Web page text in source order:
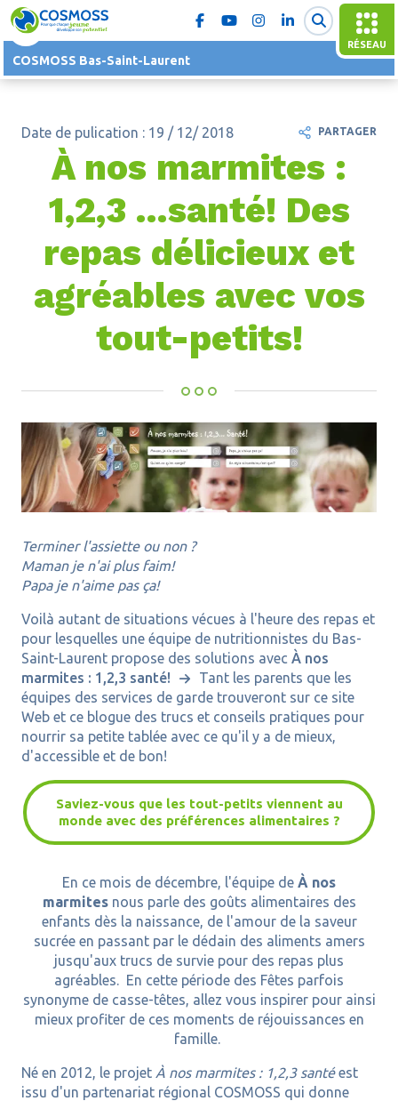
RÉSEAU
COSMOSS Bas-Saint-Laurent
Date de pulication : 19 / 12/ 2018
À nos marmites :
1,2,3 ...santé! Des
repas délicieux et
agréables avec vos
tout-petits!
Terminer l'assiette ou non ?
Maman je n'ai plus faim!
Papa je n'aime pas ça!
Voilà autant de situations vécues à l'heure des repas et
pour lesquelles une équipe de nutritionnistes du Bas-
Saint-Laurent propose des solutions avec À nos
marmites : 1,2,3 santé!
Tant les parents que les
équipes des services de garde trouveront sur ce site
Web et ce blogue des trucs et conseils pratiques pour
nourrir sa petite tablée avec ce qu'il y a de mieux,
d'accessible et de bon!
Saviez-vous que les tout-petits viennent au
monde avec des préférences alimentaires ?
En ce mois de décembre, l'équipe de À nos
marmitesnous parle des goûts alimentaires des
enfants dès la naissance, de l'amour de la saveur
sucrée en passant par le dédain des aliments amers
jusqu'aux trucs de survie pour des repas plus
agréables. En cette période des Fêtes parfois
synonyme de casse-têtes, allez vous inspirer pour ainsi
mieux profiter de ces moments de réjouissances en
famille.
Né en 2012, le projet À nos marmites : 1,2,3 santéest
issu d'un partenariat régional COSMOSS qui donne
PARTAGER